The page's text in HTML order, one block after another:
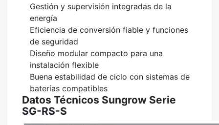
Gestión y supervisión integradas de la
energía
Eficiencia de conversión fiable y funciones
de seguridad
Diseño modular compacto para una
instalación flexible
Buena estabilidad de ciclo con sistemas de
baterías compatibles
Datos Técnicos Sungrow Serie
SG-RS-S